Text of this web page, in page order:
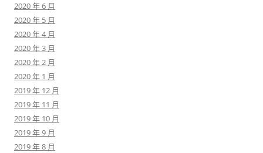
2020 年 6 月
2020 年 5 月
2020 年 4 月
2020 年 3 月
2020 年 2 月
2020 年 1 月
2019 年 12 月
2019 年 11 月
2019 年 10 月
2019 年 9 月
2019 年 8 月